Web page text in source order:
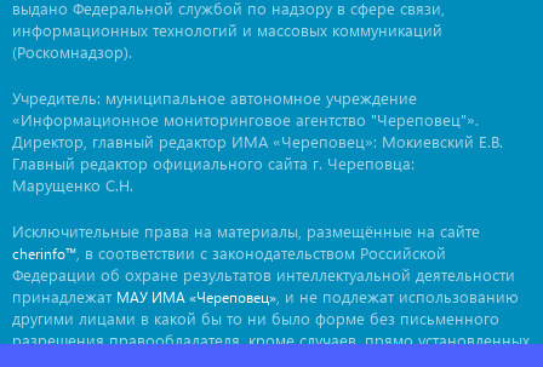
выдано Федеральной службой по надзору в сфере связи,
информационных технологий и массовых коммуникаций
(Роскомнадзор).
Учредитель: муниципальное автономное учреждение
«Информационное мониторинговое агентство "Череповец"».
Директор, главный редактор ИМА «Череповец»: Мокиевский Е.В.
Главный редактор официального сайта г. Череповца:
Марущенко С.Н.
Исключительные права на материалы, размещённые на сайте
cherinfo™ , в соответствии с законодательством Российской
Федерации об охране результатов интеллектуальной деятельности
принадлежат МАУ ИМА «Череповец» , и не подлежат использованию
другими лицами в какой бы то ни было форме без письменного
разрешения правообладателя, кроме случаев, прямо установленных